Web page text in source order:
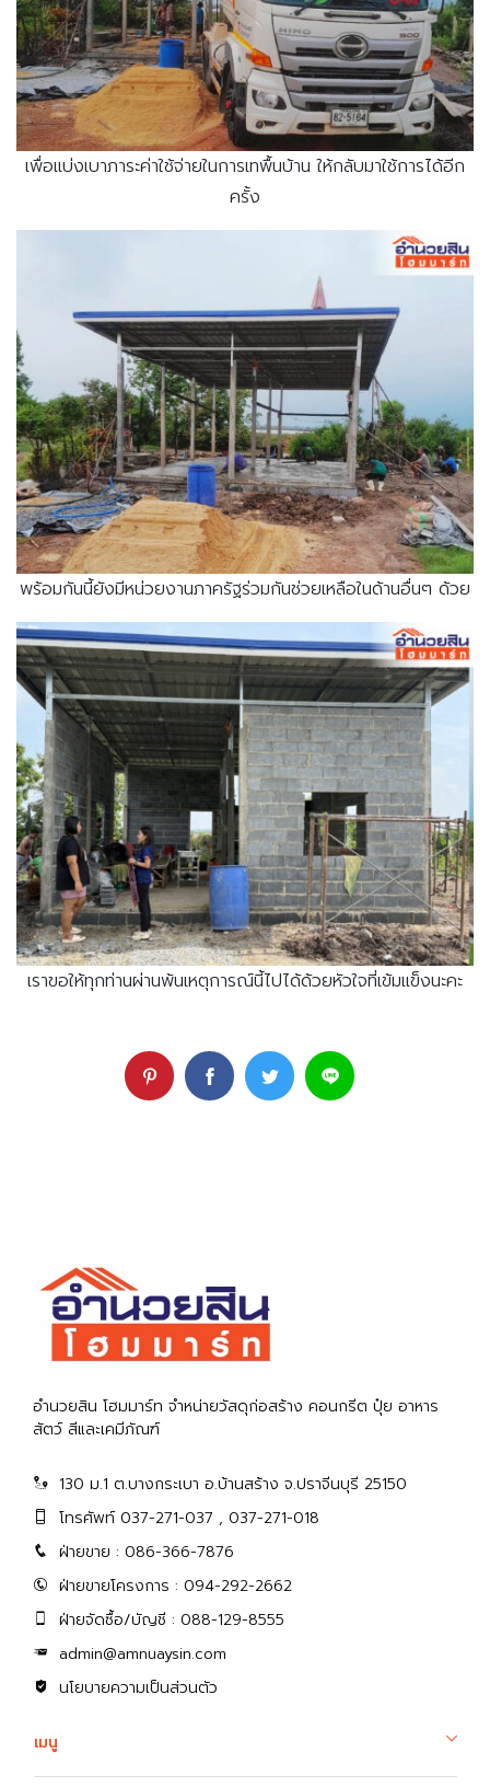
เพื่อแบ่งเบาภาระค่าใช้จ่ายในการเทพื้นบ้าน ให้กลับมาใช้การได้อีก
ครั้ง
พร้อมกันนี้ยังมีหน่วยงานภาครัฐร่วมกันช่วยเหลือในด้านอื่นๆ ด้วย
เราขอให้ทุกท่านผ่านพ้นเหตุการณ์นี้ไปได้ด้วยหัวใจที่เข้มแข็งนะคะ
อำนวยสิน โฮมมาร์ท จำหน่ายวัสดุก่อสร้าง คอนกรีต ปุ๋ย อาหาร
สัตว์ สีและเคมีภัณฑ์
130 ม.1 ต.บางกระเบา อ.บ้านสร้าง จ.ปราจีนบุรี 25150
โทรศัพท์ 037-271-037 , 037-271-018
ฝ่ายขาย : 086-366-7876
ฝ่ายขายโครงการ : 094-292-2662
ฝ่ายจัดซื้อ/บัญชี : 088-129-8555
admin@amnuaysin.com
นโยบายความเป็นส่วนตัว
เมนู